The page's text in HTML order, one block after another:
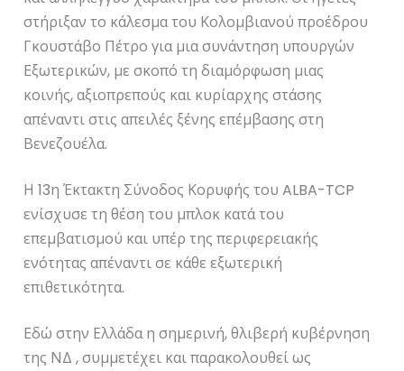
στήριξαν το κάλεσμα του Κολομβιανού προέδρου
Γκουστάβο Πέτρο για μια συνάντηση υπουργών
Εξωτερικών, με σκοπό τη διαμόρφωση μιας
κοινής, αξιοπρεπούς και κυρίαρχης στάσης
απέναντι στις απειλές ξένης επέμβασης στη
Βενεζουέλα.
Η 13η Έκτακτη Σύνοδος Κορυφής του ALBA-TCP
ενίσχυσε τη θέση του μπλοκ κατά του
επεμβατισμού και υπέρ της περιφερειακής
ενότητας απέναντι σε κάθε εξωτερική
επιθετικότητα.
Εδώ στην Ελλάδα η σημερινή, θλιβερή κυβέρνηση
της ΝΔ , συμμετέχει και παρακολουθεί ως